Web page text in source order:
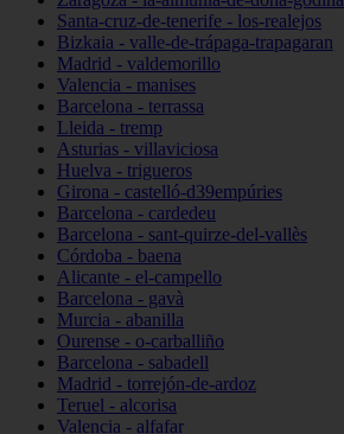
Santa-cruz-de-tenerife - los-realejos
Bizkaia - valle-de-trápaga-trapagaran
Madrid - valdemorillo
Valencia - manises
Barcelona - terrassa
Lleida - tremp
Asturias - villaviciosa
Huelva - trigueros
Girona - castelló-d39empúries
Barcelona - cardedeu
Barcelona - sant-quirze-del-vallès
Córdoba - baena
Alicante - el-campello
Barcelona - gavà
Murcia - abanilla
Ourense - o-carballiño
Barcelona - sabadell
Madrid - torrejón-de-ardoz
Teruel - alcorisa
Valencia - alfafar